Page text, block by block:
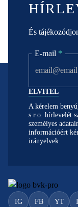
És
E-mail *
A kérelem
s.r.o. hírlevelét
személyes
információért
irányelvek.
IG FB YT